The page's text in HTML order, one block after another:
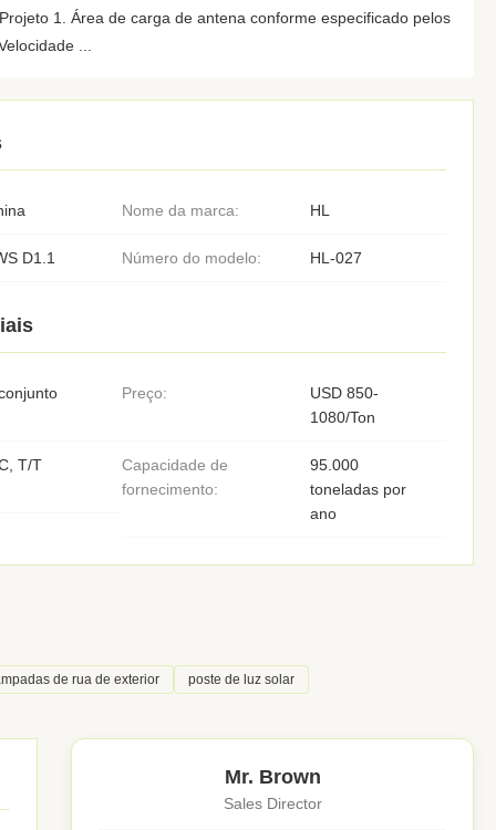
1. Área de carga de antena conforme especificado pelos
...
Nome da marca: HL
D1.1 Número do modelo: HL-027
Preço:
USD 850-
1080/Ton
T/T
Capacidade de
fornecimento:
95.000
toneladas por
ano
de rua de exterior poste de luz solar
Mr. Brown
Sales Director